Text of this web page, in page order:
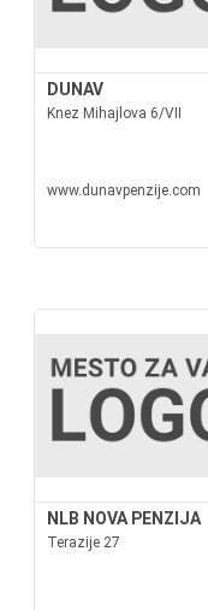
DUNAV
Knez Mihajlova 6/VII
www.dunavpenzije.com
NLB NOVA PENZIJA
Terazije 27